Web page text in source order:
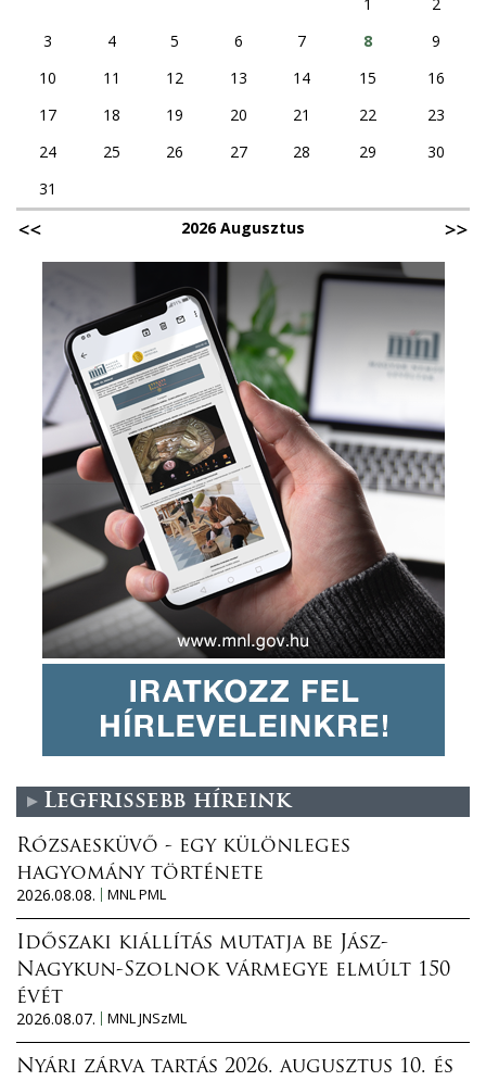
3
4 5 6 7 8
9
10
11 12 13 14 15
16
17
18 19 20 21 22
23
24
25 26 27 28 29
30
31
2026 Augusztus
Legfrissebb híreink
Rózsaesküvő - egy különleges
hagyomány története
2026.08.08.
MNL PML
Időszaki kiállítás mutatja be Jász-
Nagykun-Szolnok vármegye elmúlt 150
évét
2026.08.07.
MNL JNSzML
Nyári zárva tartás 2026. augusztus 10. és